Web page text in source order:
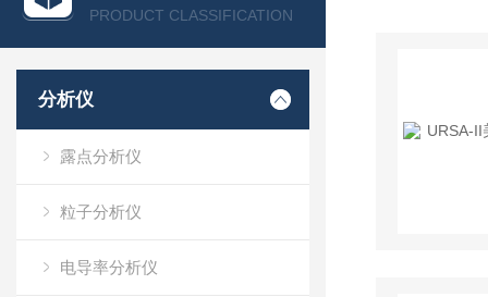
PRODUCT CLASSIFICATION
分析仪
露点分析仪
粒子分析仪
电导率分析仪